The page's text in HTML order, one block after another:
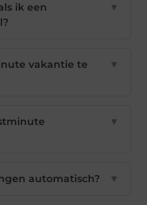
ik een
▼
vakantie te
▼
▼
automatisch? ▼